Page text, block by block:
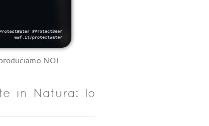
NOI
in Natura: lo